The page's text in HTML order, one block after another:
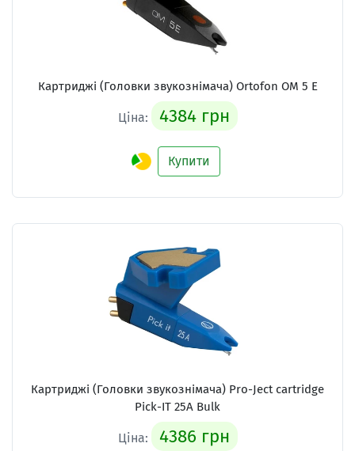
Картриджі (Головки звукознімача) Ortofon OM 5 E
Ціна: 4384 грн
Купити
Картриджі (Головки звукознімача) Pro-Ject cartridge
Pick-IT 25A Bulk
Ціна: 4386 грн